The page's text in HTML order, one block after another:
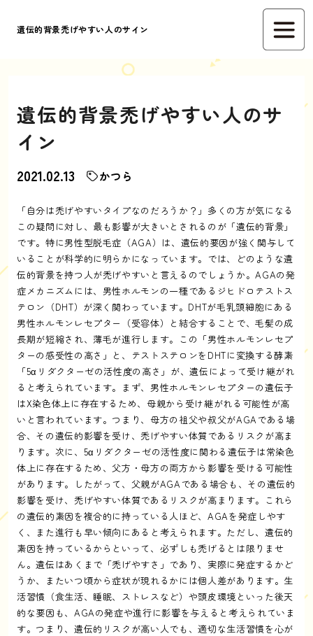
遺伝的背景禿げやすい人のサイン
遺伝的背景禿げやすい人のサ
イン
2021.02.13 かつら
「自分は禿げやすいタイプなのだろうか？」多くの方が気になる
この疑問に対し、最も影響が大きいとされるのが「遺伝的背景」
です。特に男性型脱毛症（AGA）は、遺伝的要因が強く関与して
いることが科学的に明らかになっています。では、どのような遺
伝的背景を持つ人が禿げやすいと言えるのでしょうか。AGAの発
症メカニズムには、男性ホルモンの一種であるジヒドロテストス
テロン（DHT）が深く関わっています。DHTが毛乳頭細胞にある
男性ホルモンレセプター（受容体）と結合することで、毛髪の成
長期が短縮され、薄毛が進行します。この「男性ホルモンレセプ
ターの感受性の高さ」と、テストステロンをDHTに変換する酵素
「5αリダクターゼの活性度の高さ」が、遺伝によって受け継がれ
ると考えられています。まず、男性ホルモンレセプターの遺伝子
はX染色体上に存在するため、母親から受け継がれる可能性が高
いと言われています。つまり、母方の祖父や叔父がAGAである場
合、その遺伝的影響を受け、禿げやすい体質であるリスクが高ま
ります。次に、5αリダクターゼの活性度に関わる遺伝子は常染色
体上に存在するため、父方・母方の両方から影響を受ける可能性
があります。したがって、父親がAGAである場合も、その遺伝的
影響を受け、禿げやすい体質であるリスクが高まります。これら
の遺伝的素因を複合的に持っている人ほど、AGAを発症しやす
く、また進行も早い傾向にあると考えられます。ただし、遺伝的
素因を持っているからといって、必ずしも禿げるとは限りませ
ん。遺伝はあくまで「禿げやすさ」であり、実際に発症するかど
うか、またいつ頃から症状が現れるかには個人差があります。生
活習慣（食生活、睡眠、ストレスなど）や頭皮環境といった後天
的な要因も、AGAの発症や進行に影響を与えると考えられていま
す。つまり、遺伝的リスクが高い人でも、適切な生活習慣を心が